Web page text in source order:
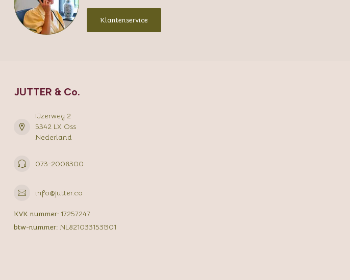
Klantenservice
JUTTER & Co.
IJzerweg 2
5342 LX Oss
Nederland
073-2008300
info@jutter.co
KVK nummer: 17257247
btw-nummer: NL821033153B01